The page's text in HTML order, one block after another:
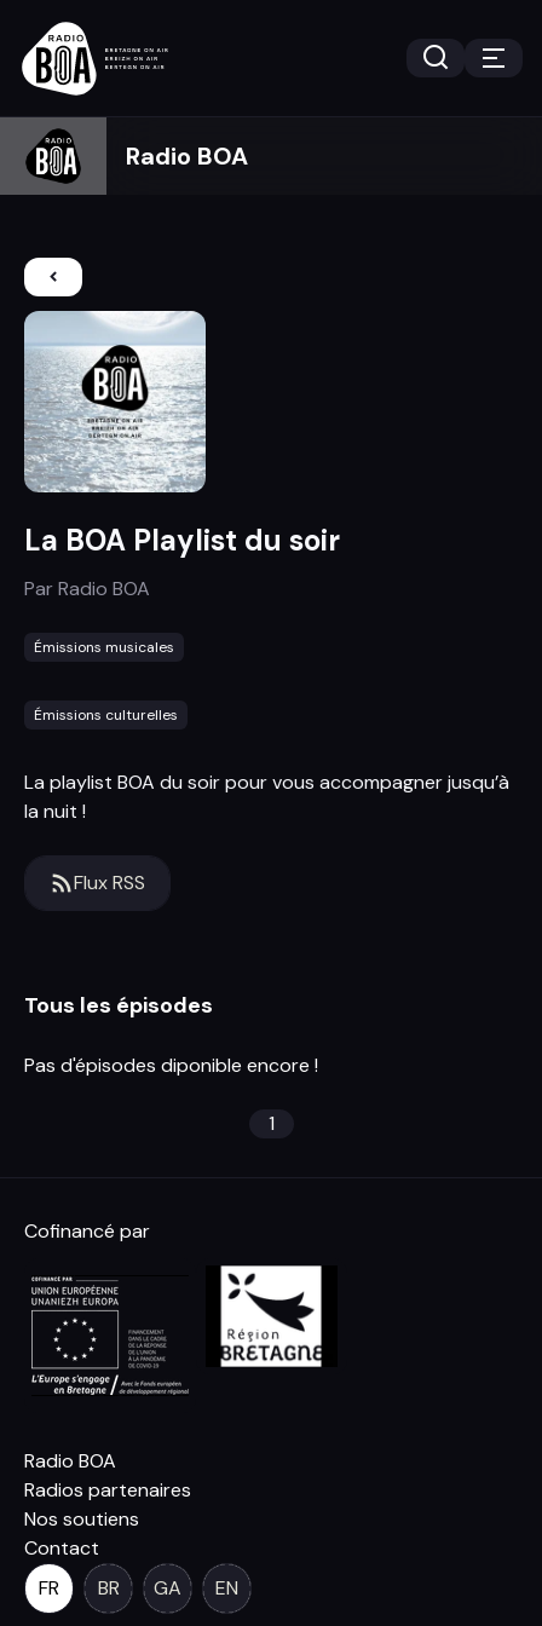
Radio BOA
La BOA Playlist du soir
ParRadio BOA
Émissions musicales
Émissions culturelles
La playlist BOA du soir pour vous accompagner jusqu’à
la nuit !
Flux RSS
Tous les épisodes
Pas d'épisodes diponible encore !
1
Cofinancé par
Radio BOA
Radios partenaires
Nos soutiens
Contact
FR
BR GA EN